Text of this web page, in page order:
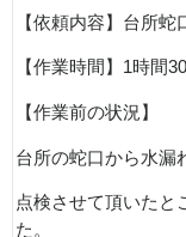
【依頼内容】台所蛇
【作業時間】 1時間30
【作業前の状況】
台所の蛇口から水漏
点検させて頂いたと
た。